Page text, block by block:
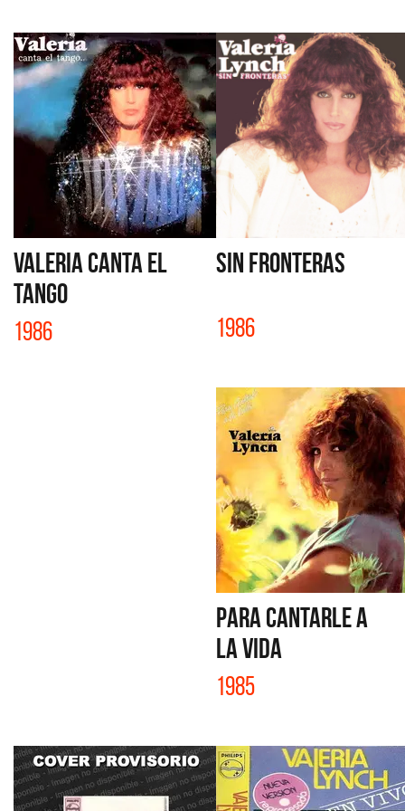
VALERIA CANTA EL
TANGO
1986
SIN FRONTERAS
1986
PARA CANTARLE A
LA VIDA
1985